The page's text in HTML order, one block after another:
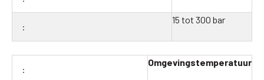
15 tot 300 bar
Omgevingstemperatuur